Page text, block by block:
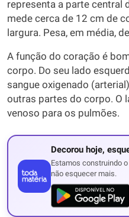
representa a parte central
mede cerca de 12 cm de
largura. Pesa, em média,
A função do coração é
corpo. Do seu lado
sangue oxigenado
outras partes do corpo. O
venoso para os pulmões.
Decorou hoje,
Estamos construindo
não esquecer mais.